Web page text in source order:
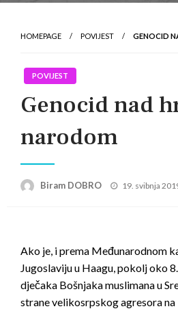
HOMEPAGE POVIJEST GENOCID
POVIJEST
Genocid nad
narodom
Biram DOBRO
Posted
19. svibnja
Ako je, i prema Međunarodnom
Jugoslaviju u Haagu, pokolj oko
dječaka Bošnjaka muslimana u
stranevelikosrpskog agresora